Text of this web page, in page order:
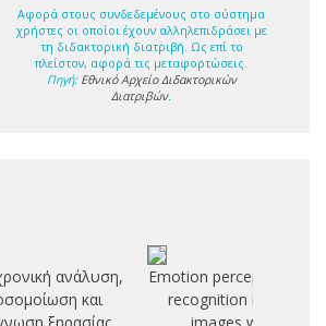
Αφορά στους συνδεδεμένους στο σύστημα
χρήστες οι οποίοι έχουν αλληλεπιδράσει με
τη διδακτορική διατριβή. Ως επί το
πλείστον, αφορά τις μεταφορτώσεις.
Πηγή: Εθνικό Αρχείο Διδακτορικών
Διατριβών.
ανάλυση,
και
Emotion perception and
recognition in face